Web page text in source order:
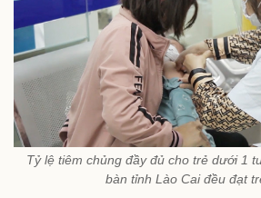
Tỷ lệ tiêm chủng đầy đủ cho trẻ dưới 1
bàn tỉnh Lào Cai đều đạt